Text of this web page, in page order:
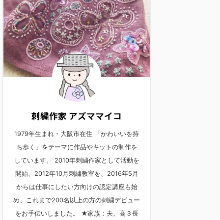
刺繍作家 アズママイコ
1979年生まれ・大阪市在住 「かわいいを持
ち歩く」をテーマに作品やキットの制作を
しています。 2010年刺繍作家として活動を
開始、2012年10月刺繍教室を、2016年5月
からは仕事にしたい方向けの認定講座も始
め、これまで200名以上の方の刺繍デビュー
をお手伝いしました。 ★家族：夫、高３長